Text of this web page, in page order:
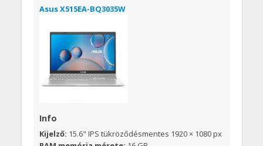
Asus X515EA-BQ3035W
Info
Kijelző: 15.6" IPS tükröződésmentes 1920 × 1080 px